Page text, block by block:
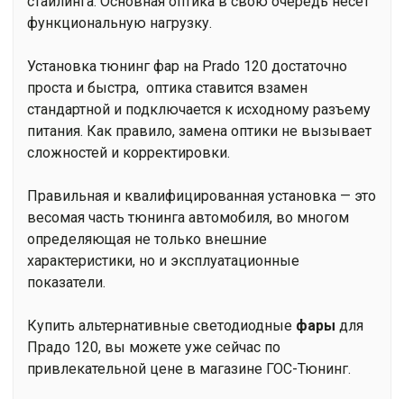
функциональную нагрузку.
Установка тюнинг фар на Prado 120 достаточно
проста и быстра, оптика ставится взамен
стандартной и подключается к исходному разъему
питания. Как правило, замена оптики не вызывает
сложностей и корректировки.
Правильная и квалифицированная установка — это
весомая часть тюнинга автомобиля, во многом
определяющая не только внешние
характеристики, но и эксплуатационные
показатели.
Купить альтернативные светодиодные фары для
Прадо 120, вы можете уже сейчас по
привлекательной цене в магазине ГОС-Тюнинг.